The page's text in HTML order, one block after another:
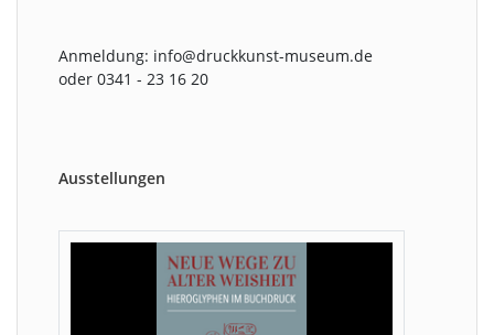
Anmeldung: info@druckkunst-museum.de
oder 0341 - 23 16 20
Ausstellungen